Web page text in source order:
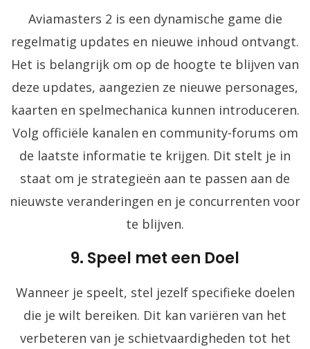
Aviamasters 2 is een dynamische game die
regelmatig updates en nieuwe inhoud ontvangt.
Het is belangrijk om op de hoogte te blijven van
deze updates, aangezien ze nieuwe personages,
kaarten en spelmechanica kunnen introduceren.
Volg officiële kanalen en community-forums om
de laatste informatie te krijgen. Dit stelt je in
staat om je strategieën aan te passen aan de
nieuwste veranderingen en je concurrenten voor
te blijven.
9. Speel met een Doel
Wanneer je speelt, stel jezelf specifieke doelen
die je wilt bereiken. Dit kan variëren van het
verbeteren van je schietvaardigheden tot het